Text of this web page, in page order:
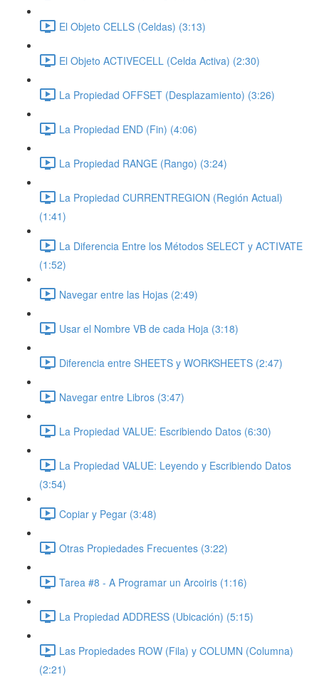
El Objeto CELLS (Celdas) (3:13)
El Objeto ACTIVECELL (Celda Activa) (2:30)
La Propiedad OFFSET (Desplazamiento) (3:26)
La Propiedad END (Fin) (4:06)
La Propiedad RANGE (Rango) (3:24)
La Propiedad CURRENTREGION (Región Actual)
(1:41)
La Diferencia Entre los Métodos SELECT y ACTIVATE
(1:52)
Navegar entre las Hojas (2:49)
Usar el Nombre VB de cada Hoja (3:18)
Diferencia entre SHEETS y WORKSHEETS (2:47)
Navegar entre Libros (3:47)
La Propiedad VALUE: Escribiendo Datos (6:30)
La Propiedad VALUE: Leyendo y Escribiendo Datos
(3:54)
Copiar y Pegar (3:48)
Otras Propiedades Frecuentes (3:22)
Tarea #8 - A Programar un Arcoiris (1:16)
La Propiedad ADDRESS (Ubicación) (5:15)
Las Propiedades ROW (Fila) y COLUMN (Columna)
(2:21)